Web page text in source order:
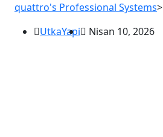
quattro's Professional Systems>
UtkaYapi
Nisan 10, 2026